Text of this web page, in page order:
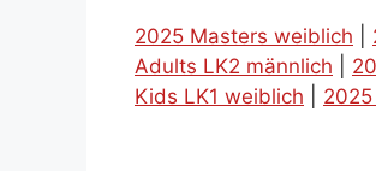
2025 Masters weiblich
Adults LK2 männlich
Kids LK1 weiblich